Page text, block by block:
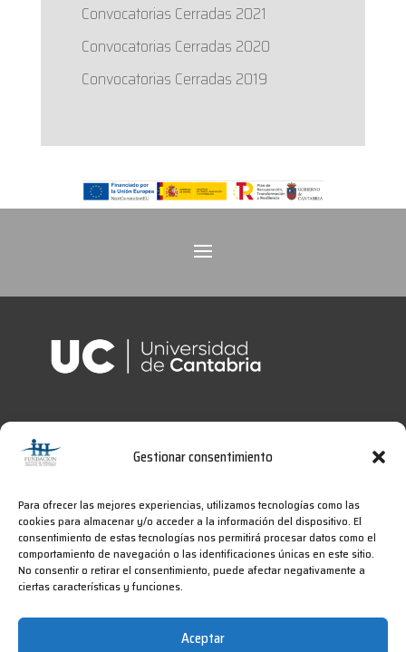
Gestionar consentimiento
Para ofrecer las mejores experiencias, utilizamos tecnologías como las
cookies para almacenar y/o acceder a la información del dispositivo. El
consentimiento de estas tecnologías nos permitirá procesar datos como el
comportamiento de navegación o las identificaciones únicas en este sitio.
No consentir o retirar el consentimiento, puede afectar negativamente a
ciertas características y funciones.
Aceptar
Convocatorias Cerradas 2021
Convocatorias Cerradas 2020
Convocatorias Cerradas 2019